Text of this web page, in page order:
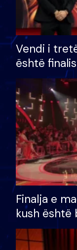
Vendi i
është
Finalja e
kush është
shtëpinë
të fituar